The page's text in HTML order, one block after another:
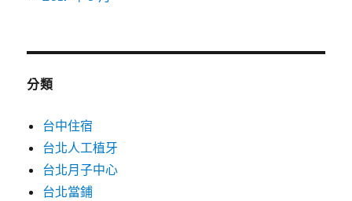
分類
台中住宿
台北人工植牙
台北月子中心
台北當鋪